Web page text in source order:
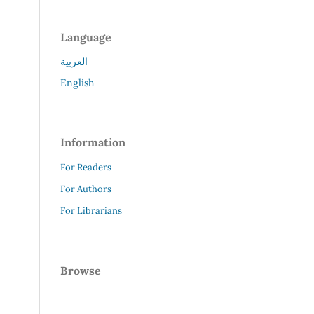
Language
العربية
English
Information
For Readers
For Authors
For Librarians
Browse